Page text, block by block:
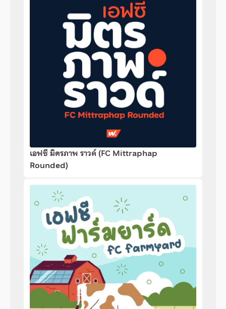
เอฟซี มิตรภาพ ราวด์ (FC Mittraphap
Rounded)